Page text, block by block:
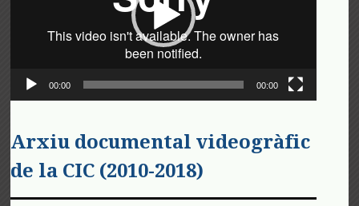
00:00 00:00
Arxiu documental videogràfic
de la CIC (2010-2018)